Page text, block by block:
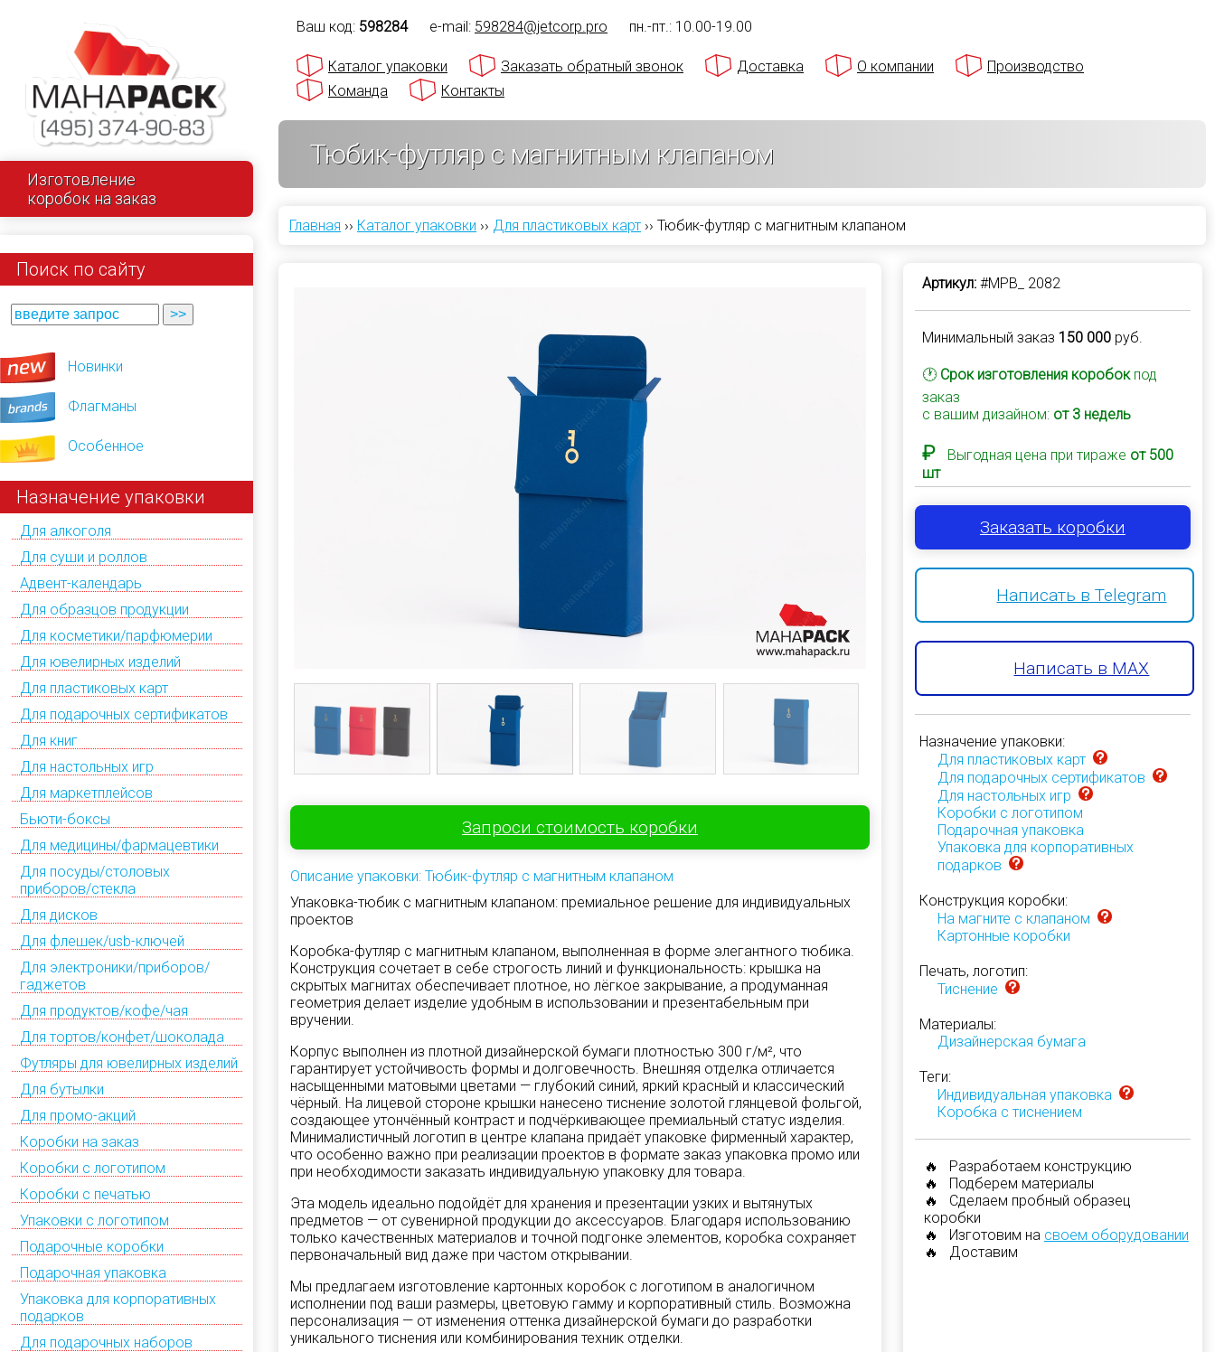
Изготовление
коробок на заказ
Поиск по сайту
Новинки
Флагманы
Особенное
Назначение упаковки
Для алкоголя
Для суши и роллов
Адвент-календарь
Для образцов продукции
Для косметики/парфюмерии
Для ювелирных изделий
Для пластиковых карт
Для подарочных сертификатов
Для книг
Для настольных игр
Для маркетплейсов
Бьюти-боксы
Для медицины/фармацевтики
Для посуды/столовых
приборов/стекла
Для дисков
Для флешек/usb-ключей
Для электроники/приборов/
гаджетов
Для продуктов/кофе/чая
Для тортов/конфет/шоколада
Футляры для ювелирных изделий
Для бутылки
Для промо-акций
Коробки на заказ
Коробки с логотипом
Коробки с печатью
Упаковки с логотипом
Подарочные коробки
Подарочная упаковка
Упаковка для корпоративных
подарков
Для подарочных наборов
Ваш код: 598284 e-mail: 598284@jetcorp.pro пн.-пт.: 10.00-19.00
Каталог упаковки Заказать обратный звонок Доставка О компании
Производство
Команда
Контакты
Тюбик-футляр с магнитным клапаном
Главная ›› Каталог упаковки ›› Для пластиковых карт ›› Тюбик-футляр с магнитным клапаном
Запроси стоимость коробки
Описание упаковки: Тюбик-футляр с магнитным клапаном
Упаковка-тюбик с магнитным клапаном: премиальное решение для индивидуальных
проектов
Коробка-футляр с магнитным клапаном, выполненная в форме элегантного тюбика.
Конструкция сочетает в себе строгость линий и функциональность: крышка на
скрытых магнитах обеспечивает плотное, но лёгкое закрывание, а продуманная
геометрия делает изделие удобным в использовании и презентабельным при
вручении.
Корпус выполнен из плотной дизайнерской бумаги плотностью 300 г/м², что
гарантирует устойчивость формы и долговечность. Внешняя отделка отличается
насыщенными матовыми цветами — глубокий синий, яркий красный и классический
чёрный. На лицевой стороне крышки нанесено тиснение золотой глянцевой фольгой,
создающее утончённый контраст и подчёркивающее премиальный статус изделия.
Минималистичный логотип в центре клапана придаёт упаковке фирменный характер,
что особенно важно при реализации проектов в формате заказ упаковка промо или
при необходимости заказать индивидуальную упаковку для товара.
Эта модель идеально подойдёт для хранения и презентации узких и вытянутых
предметов — от сувенирной продукции до аксессуаров. Благодаря использованию
только качественных материалов и точной подгонке элементов, коробка сохраняет
первоначальный вид даже при частом открывании.
Мы предлагаем изготовление картонных коробок с логотипом в аналогичном
исполнении под ваши размеры, цветовую гамму и корпоративный стиль. Возможна
персонализация — от изменения оттенка дизайнерской бумаги до разработки
уникального тиснения или комбинирования техник отделки.
Артикул:#MPB_ 2082
Минимальный заказ 150 000руб.
🕐 Срок изготовления коробокпод
заказ
с вашим дизайном: от 3 недель
₽ Выгодная цена при тираже от 500
шт
Заказать коробки
Написать в Telegram
Написать в MAX
Назначение упаковки:
Для пластиковых карт
Для подарочных сертификатов
Для настольных игр
Коробки с логотипом
Подарочная упаковка
Упаковка для корпоративных
подарков
Конструкция коробки:
На магните с клапаном
Картонные коробки
Печать, логотип:
Тиснение
Материалы:
Дизайнерская бумага
Теги:
Индивидуальная упаковка
Коробка с тиснением
🔥 Разработаем конструкцию
🔥 Подберем материалы
🔥 Сделаем пробный образец
коробки
🔥 Изготовим на своем оборудовании
🔥 Доставим